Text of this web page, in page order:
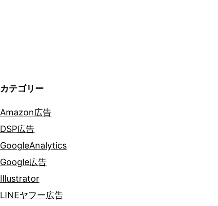
カテゴリー
Amazon広告
DSP広告
GoogleAnalytics
Google広告
Illustrator
LINEヤフー広告